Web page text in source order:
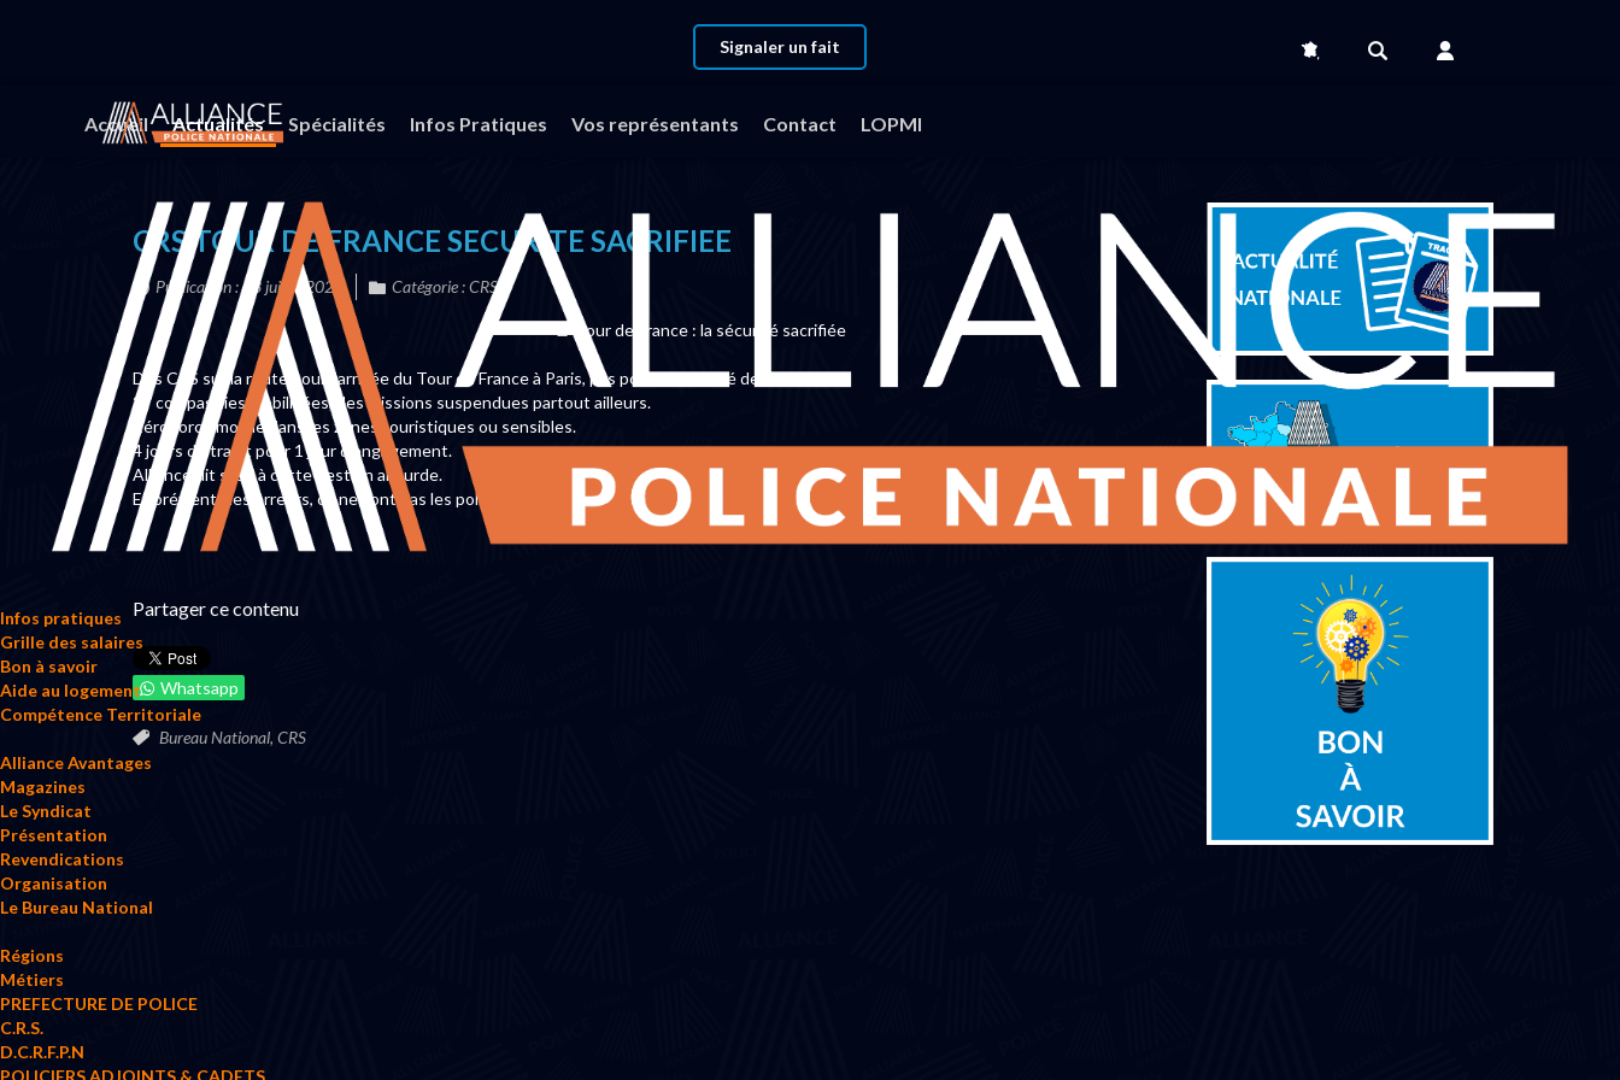
Signaler un fait
Accueil Actualités Spécialités Infos Pratiques Vos représentants Contact LOPMI
Infos pratiques
Grille des salaires
Bon à savoir
Aide au logement
Compétence Territoriale
Alliance Avantages
Magazines
Le Syndicat
Présentation
Revendications
Organisation
Le Bureau National
Régions
Métiers
PREFECTURE DE POLICE
C.R.S.
D.C.R.F.P.N
Vous êtes ici : Accueil
CRS TOUR DE FRANCE SECURITE SACRIFIEE
Publication : 23 juillet 2025 Catégorie :CRS
🚨 Tour de France : la sécurité sacrifiée
Des CRS sur la route pour l’arrivée du Tour de France à Paris, pas pour la sécurité des Français.
27 compagnies mobilisées, des missions suspendues partout ailleurs.
Zéro force mobile dans les zones touristiques ou sensibles.
4 jours de trajet pour 1 jour d’engagement.
Alliance dit stop à cette gestion absurde.
Et prévient : les erreurs, ce ne sont pas les policiers qui les commettent, mais ceux qui les envoient au casse-pipe.
Partager ce contenu
Whatsapp
Bureau National, CRS